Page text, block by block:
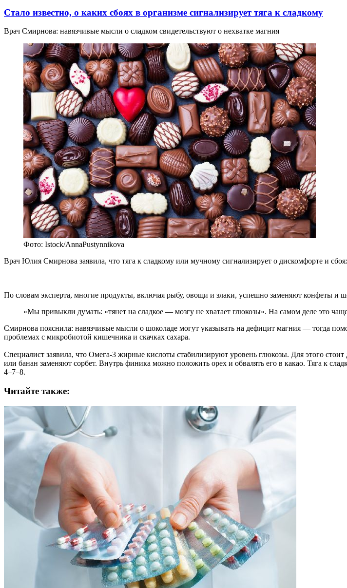
Стало известно, о каких сбоях в организме сигнализирует тяга к сладкому
Врач Смирнова: навязчивые мысли о сладком свидетельствуют о нехватке магния
Фото: Istock/AnnaPustynnikova
Врач Юлия Смирнова заявила, что тяга к сладкому или мучному сигнализирует о дискомфорте и
По словам эксперта, многие продукты, включая рыбу, овощи и злаки, успешно заменяют конфеты
«Мы привыкли думать: «тянет на сладкое — мозгу не хватает глюкозы». На самом деле это
Смирнова пояснила: навязчивые мысли о шоколаде могут указывать на дефицит магния — тогда
проблемах с микробиотой кишечника и скачках сахара.
Специалист заявила, что Омега-3 жирные кислоты стабилизируют уровень глюкозы. Для этого
или банан заменяют сорбет. Внутрь финика можно положить орех и обвалять его в какао. Тяга к
4–7–8.
Читайте также: